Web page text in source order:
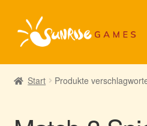
Zur
Navigation
Zum
Inhalt
► Startseite
Start Produkte